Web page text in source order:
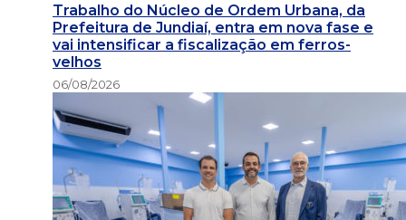
Trabalho do Núcleo de Ordem Urbana, da
Prefeitura de Jundiaí, entra em nova fase e
vai intensificar a fiscalização em ferros-
velhos
06/08/2026